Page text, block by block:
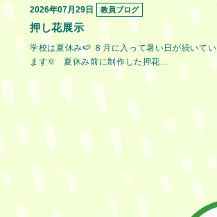
2026年07月29日 教員ブログ
押し花展示
学校は夏休み🍉 ８月に入って暑い日が続いてい
ます🌞 夏休み前に制作した押花...